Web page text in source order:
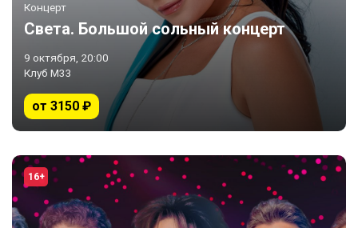
Концерт
Света. Большой сольный концерт
9 октября, 20:00
Клуб М33
от 3150 ₽
16+